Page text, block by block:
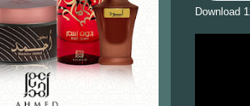
Download